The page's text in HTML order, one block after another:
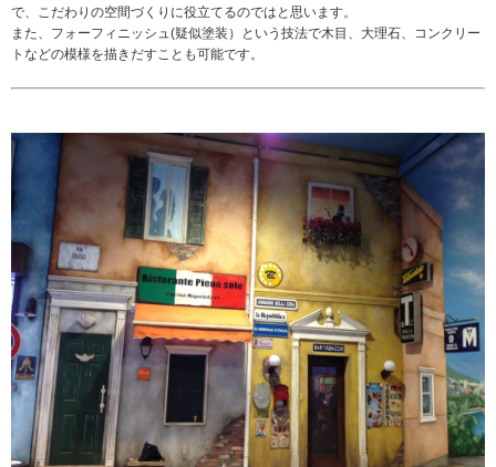
で、こだわりの空間づくりに役立てるのではと思います。
また、フォーフィニッシュ(疑似塗装）という技法で木目、大理石、コンクリー
トなどの模様を描きだすことも可能です。